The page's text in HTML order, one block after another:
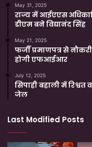
May 31, 2025
राज्य में आईएएस
डीएम बने विद्यानंद सिंह
May 21, 2025
फर्जी प्रमाणपत्र से
होगी एफआईआर
July 12, 2025
सिपाही बहाली में
जेल
Last Modified Posts